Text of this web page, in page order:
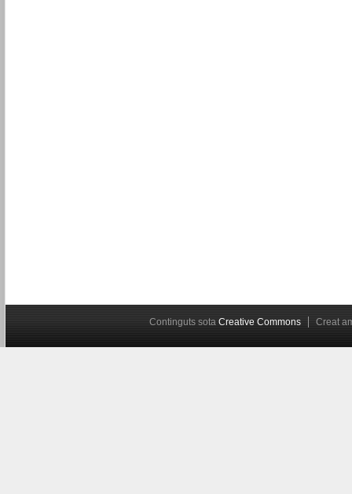
Continguts sota Creative Commons Creat